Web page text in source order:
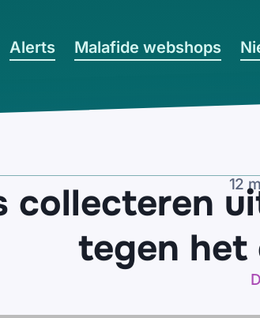
Alerts Malafide webshops
12
collecteren
tegen het